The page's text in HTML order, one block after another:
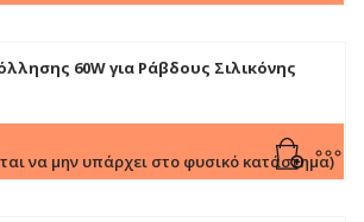
60W για Ράβδους Σιλικόνης
να μην υπάρχει στο φυσικό κατάστημα)